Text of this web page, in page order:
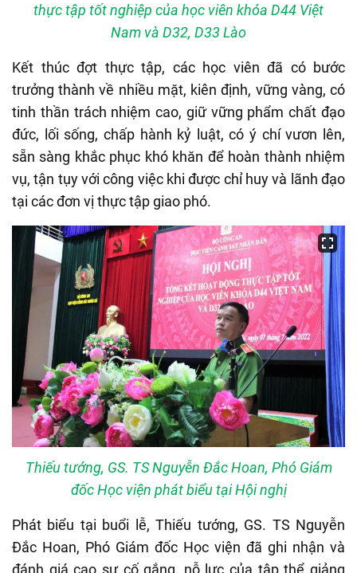
thực tập tốt nghiệp của học viên khóa D44 Việt
Nam và D32, D33 Lào
Kết thúc đợt thực tập, các học viên đã có bước
trưởng thành về nhiều mặt, kiên định, vững vàng, có
tinh thần trách nhiệm cao, giữ vững phẩm chất đạo
đức, lối sống, chấp hành kỷ luật, có ý chí vươn lên,
sẵn sàng khắc phục khó khăn để hoàn thành nhiệm
vụ, tận tụy với công việc khi được chỉ huy và lãnh đạo
tại các đơn vị thực tập giao phó.
Thiếu tướng, GS. TS Nguyễn Đắc Hoan, Phó Giám
đốc Học viện phát biểu tại Hội nghị
Phát biểu tại buổi lễ, Thiếu tướng, GS. TS Nguyễn
Đắc Hoan, Phó Giám đốc Học viện đã ghi nhận và